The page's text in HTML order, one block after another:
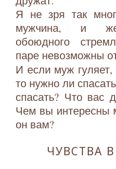
Я не зря так
мужчина, и
обоюдного
паре невозможны
И если муж
то нужно ли
спасать? Что вас
Чем вы интересны
он вам?
ЧУВСТВА